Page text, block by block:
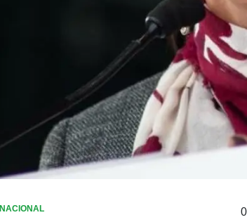
NACIONAL